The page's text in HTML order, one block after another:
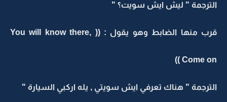
الترجمة " ليش ايش سويت؟ "
قرب منها الضابط وهو يقول : (( You will know there,
Come on ))
الترجمة " هناك تعرفي ايش سويتي , يله اركبي السيارة "